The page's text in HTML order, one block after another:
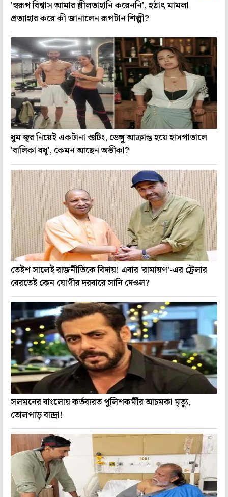
'স্বরূপ বিশ্বাস আমার শ্লীলতাহানি করেননি', হঠাৎ মামলা
প্রত্যাহার করে কী জানালেন রূপটান শিল্পী?
ধুম জ্বর নিয়েই একটানা শুটিং, ডেঙ্গু আক্রান্ত হয়ে হাসপাতালে
'বালিকা বধূ', কেমন আছেন অভীকা?
তেইশ সালেই রাজনীতিকে বিদায়! এবার 'রামায়ণ'-এর ট্রেলার
বেরতেই কেন যোগীর দরবারে সানি দেওল?
সলমনের বাংলোয় কর্তব্যরত পুলিশকর্মীর আচমকা মৃত্যু,
তোলপাড় বান্দ্রা!